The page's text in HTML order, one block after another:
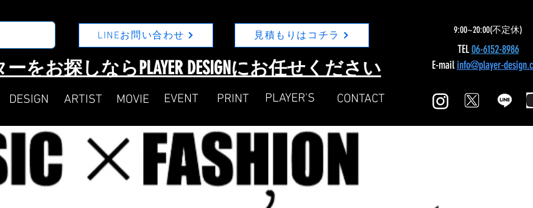
LINEお問い合わせ 見積もりはコチラ 9:00~20:00(不定休)
TEL06-6152-8986
をお探しならPLAYER DESIGNにお任せください
DESIGN ARTIST MOVIE​ ​PRINT ​CONTACT
E-mailinfo@player-
​PLAYER'S
​EVENT